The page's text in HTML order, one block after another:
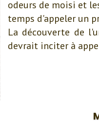
odeurs de moisi et
temps d'appeler un
La découverte de
devrait inciter à